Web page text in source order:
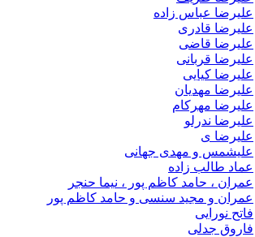
زاده
و مهدی جهانی
زاده
کاظم پور ، نیما حنجر
مجید سنسی و حامد کاظم پور